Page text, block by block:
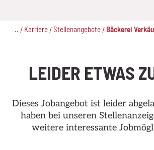
.. / Karriere /Stellenangebote / Bäckerei
LEIDER ETWAS
Dieses Jobangebot ist leider
haben bei unseren
weitere interessante